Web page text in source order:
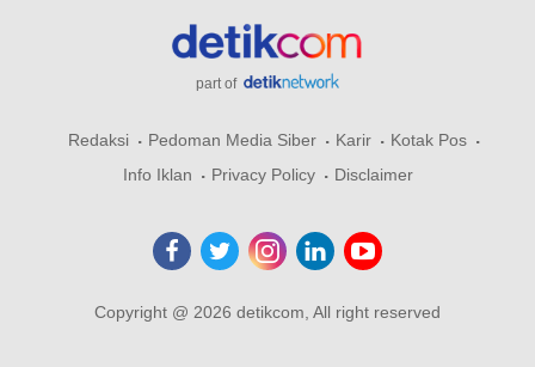
part of
Redaksi Pedoman Media Siber Karir
Kotak Pos
Info Iklan
Privacy Policy Disclaimer
Copyright @ 2026 detikcom, All right reserved